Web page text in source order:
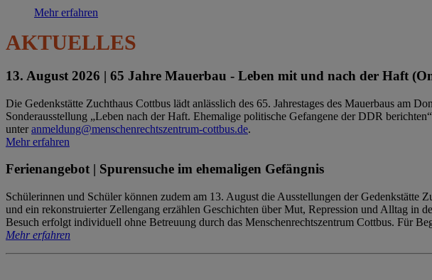
Mehr erfahren
AKTUELLES
13. August 2026 | 65 Jahre Mauerbau - Leben mit und nach der Haft
Die Gedenkstätte Zuchthaus Cottbus lädt anlässlich des 65. Jahrestages des Mauerbaus am
Sonderausstellung „Leben nach der Haft. Ehemalige politische Gefangene der DDR
unteranmeldung@menschenrechtszentrum-cottbus.de.
Mehr erfahren
Ferienangebot | Spurensuche im ehemaligen Gefängnis
Schülerinnen und Schüler können zudem am 13. August die Ausstellungen der
und ein rekonstruierter Zellengang erzählen Geschichten über Mut, Repression und Alltag in
Besuch erfolgt individuell ohne Betreuung durch das Menschenrechtszentrum Cottbus. Für
Mehr erfahren